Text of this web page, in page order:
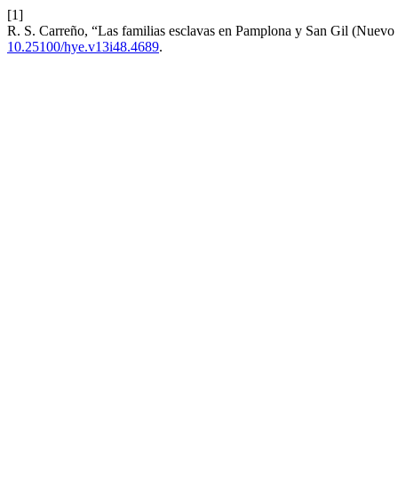
[1]
R. S. Carreño, “Las familias esclavas en Pamplona y San Gil
10.25100/hye.v13i48.4689.